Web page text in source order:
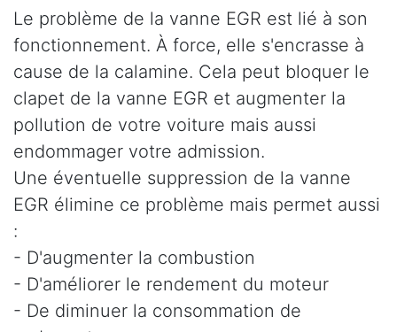
Le problème de la vanne EGR est lié à son
fonctionnement. À force, elle s'encrasse à
cause de la calamine. Cela peut bloquer le
clapet de la vanne EGR et augmenter la
pollution de votre voiture mais aussi
endommager votre admission.
Une éventuelle suppression de la vanne
EGR élimine ce problème mais permet aussi
:
- D'augmenter la combustion
- D'améliorer le rendement du moteur
- De diminuer la consommation de